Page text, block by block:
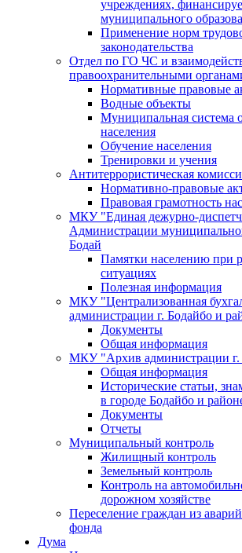
учреждениях,
муниципального образова
Применение норм
законодательства
Отдел по ГО ЧС и
правоохранительными
Нормативные правовые
Водные объекты
Муниципальная система
населения
Обучение населения
Тренировки и учения
Антитеррористическая
Нормативно-правовые
Правовая грамотность
МКУ "Единая дежурно-
Администрации
Бодай
Памятки населению при
ситуациях
Полезная информация
МКУ "Централизованная
администрации г. Бодайбо и
Документы
Общая информация
МКУ "Архив администрации г.
Общая информация
Исторические статьи,
в городе Бодайбо и
Документы
Отчеты
Муниципальный контроль
Жилищный контроль
Земельный контроль
Контроль на
дорожном хозяйстве
Переселение граждан из
фонда
Дума